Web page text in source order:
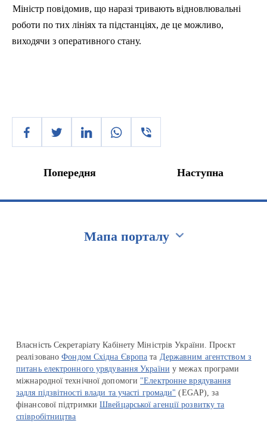
Міністр повідомив, що наразі тривають відновлювальні
роботи по тих лініях та підстанціях, де це можливо,
виходячи з оперативного стану.
Попередня Наступна
Мапа порталу
Власність Секретаріату Кабінету Міністрів України. Проєкт
реалізованоФондом Східна Європа та Державним агентством з
питань електронного урядування України у межах програми
міжнародної технічної допомоги "Електронне врядування
задля підзвітності влади та участі громади" (EGAP), за
фінансової підтримкиШвейцарської агенції розвитку та
співробітництва